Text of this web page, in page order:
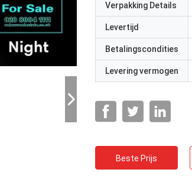
Verpakking Details
Levertijd
Betalingscondities
Levering vermogen
Beste Prijs